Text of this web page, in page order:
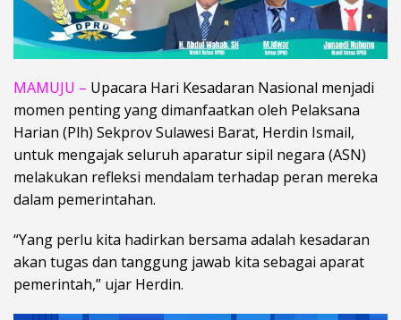
MAMUJU – Upacara Hari Kesadaran Nasional menjadi
momen penting yang dimanfaatkan oleh Pelaksana
Harian (Plh) Sekprov Sulawesi Barat, Herdin Ismail,
untuk mengajak seluruh aparatur sipil negara (ASN)
melakukan refleksi mendalam terhadap peran mereka
dalam pemerintahan.
“Yang perlu kita hadirkan bersama adalah kesadaran
akan tugas dan tanggung jawab kita sebagai aparat
pemerintah,” ujar Herdin.